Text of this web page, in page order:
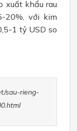
xuất khẩu rau
20%, với kim
1 tỷ USD so
sau-rieng-